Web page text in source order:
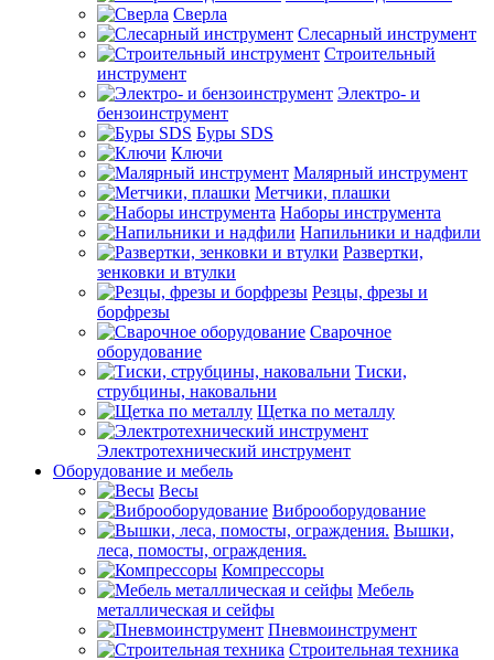
Сверла
Слесарный инструмент
Строительный
инструмент
Электро- и
бензоинструмент
Буры SDS
Ключи
Малярный инструмент
Метчики, плашки
Наборы инструмента
Напильники и надфили
Развертки,
зенковки и втулки
Резцы, фрезы и
борфрезы
Сварочное
оборудование
Тиски,
струбцины, наковальни
Щетка по металлу
Электротехнический инструмент
Оборудование и мебель
Весы
Виброоборудование
Вышки,
леса, помосты, ограждения.
Компрессоры
Мебель
металлическая и сейфы
Пневмоинструмент
Строительная техника